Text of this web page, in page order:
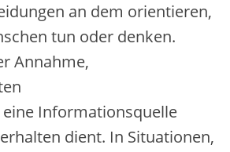
a‬n d‬em orientieren,
t‬un o‬der denken.
Annahme,
Informationsquelle
dient. I‬n Situationen,